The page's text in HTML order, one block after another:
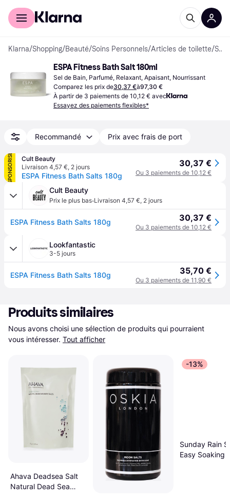
Acheter avec Klarna
Klarna/Shopping/Beauté/Soins Personnels/Articles de toilette/ Sels de Bain
ESPA Fitness Bath Salt 180ml
Sel de Bain, Parfumé, Relaxant, Apaisant, Nourrissant
Comparez les prix de30,37 €à97,30 €
À partir de 3 paiements de 10,12 € avec
Essayez des paiements flexibles*
Recommandé Prix avec frais de port
SPONSORISÉ
Cult Beauty
Livraison 4,57 €, 2 jours
ESPA Fitness Bath Salts 180g
30,37 €
Ou 3 paiements de 10,12 €
Cult Beauty
Prix le plus bas·Livraison 4,57 €, 2 jours
ESPA Fitness Bath Salts 180g 30,37 €
Ou 3 paiements de 10,12 €
Lookfantastic
3-5 jours
ESPA Fitness Bath Salts 180g 35,70 €
Ou 3 paiements de 11,90 €
Produits similaires
Nous avons choisi une sélection de produits qui pourraient
vous intéresser. Tout afficher
Ahava Deadsea Salt
Natural Dead Sea
-13%
Sunday Rain
Easy Soaking